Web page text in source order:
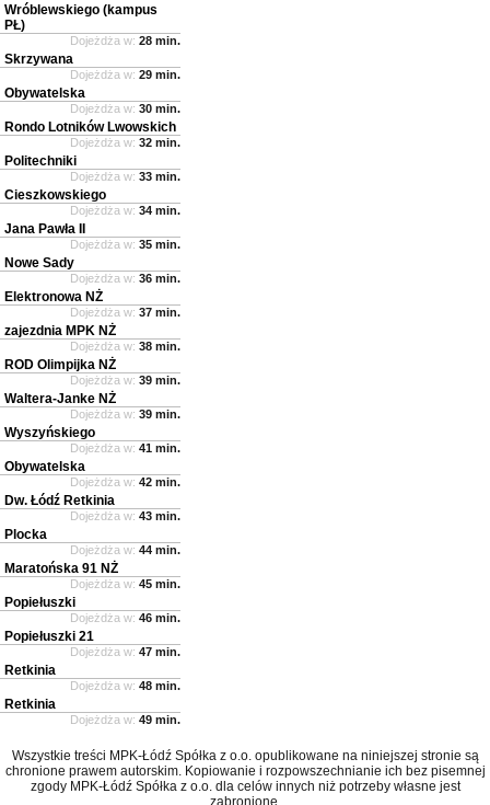
Wróblewskiego (kampus
PŁ)
Dojeżdża w: 28 min.
Skrzywana
Dojeżdża w: 29 min.
Obywatelska
Dojeżdża w: 30 min.
Rondo Lotników Lwowskich
Dojeżdża w: 32 min.
Politechniki
Dojeżdża w: 33 min.
Cieszkowskiego
Dojeżdża w: 34 min.
Jana Pawła II
Dojeżdża w: 35 min.
Nowe Sady
Dojeżdża w: 36 min.
Elektronowa NŻ
Dojeżdża w: 37 min.
zajezdnia MPK NŻ
Dojeżdża w: 38 min.
ROD Olimpijka NŻ
Dojeżdża w: 39 min.
Waltera-Janke NŻ
Dojeżdża w: 39 min.
Wyszyńskiego
Dojeżdża w: 41 min.
Obywatelska
Dojeżdża w: 42 min.
Dw. Łódź Retkinia
Dojeżdża w: 43 min.
Plocka
Dojeżdża w: 44 min.
Maratońska 91 NŻ
Dojeżdża w: 45 min.
Popiełuszki
Dojeżdża w: 46 min.
Popiełuszki 21
Dojeżdża w: 47 min.
Retkinia
Dojeżdża w: 48 min.
Retkinia
Dojeżdża w: 49 min.
Wszystkie treści MPK-Łódź Spółka z o.o. opublikowane na niniejszej stronie są
chronione prawem autorskim. Kopiowanie i rozpowszechnianie ich bez pisemnej
zgody MPK-Łódź Spółka z o.o. dla celów innych niż potrzeby własne jest
zabronione.